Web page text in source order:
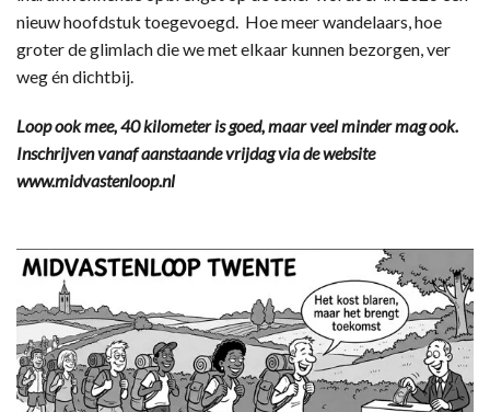
nieuw hoofdstuk toegevoegd. Hoe meer wandelaars, hoe
groter de glimlach die we met elkaar kunnen bezorgen, ver
weg én dichtbij.
Loop ook mee, 40 kilometer is goed, maar veel minder mag ook.
Inschrijven vanaf aanstaande vrijdag via de website
www.midvastenloop.nl